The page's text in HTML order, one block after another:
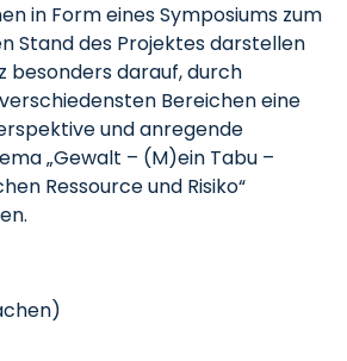
in Form eines Symposiums zum
Stand des Projektes darstellen
besonders darauf, durch
Bereichen eine
und anregende
„Gewalt – (M)ein Tabu –
Ressource und Risiko“
Aachen)